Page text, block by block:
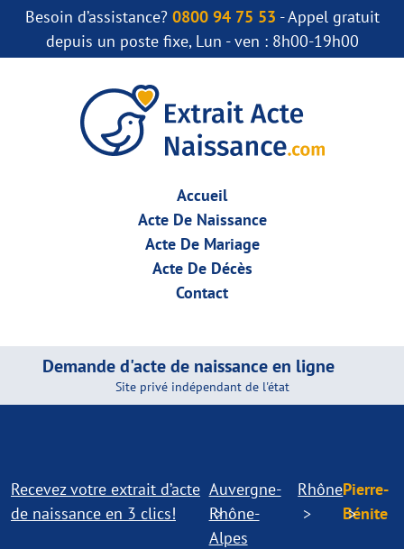
Besoin d’assistance? 0800 94 75 53 - Appel gratuit
depuis un poste fixe, Lun - ven : 8h00-19h00
Accueil
Acte De Naissance
Acte De Mariage
Acte De Décès
Contact
Demande d'acte de naissance en ligne
Site privé indépendant de l'état
Recevez votre extrait d’acte
de naissance en 3 clics!
Auvergne-
Rhône-
Alpes
RhônePierre-
Bénite